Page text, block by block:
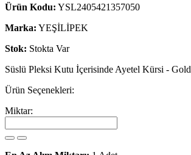
Ürün Kodu: YSL2405421357050
Marka: YEŞİLİPEK
Stok: Stokta Var
Süslü Pleksi Kutu İçerisinde Ayetel Kürsi - Gold
Ürün Seçenekleri:
Miktar: